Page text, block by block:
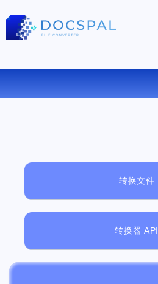
免费在线文
转换文件
转换器 API